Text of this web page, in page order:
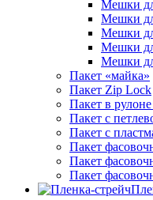
Мешки
Мешки
Мешки
Мешки
Мешки
Пакет «майка»
Пакет Zip Lock
Пакет в
Пакет с
Пакет с
Пакет
Пакет
Пакет